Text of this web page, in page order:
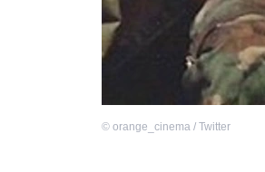
© orange_cinema / Twitter